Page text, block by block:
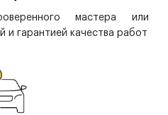
мастера или
и гарантией качества работ